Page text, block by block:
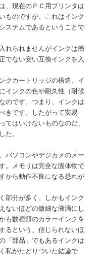
、現在のＰＣ用プリンタは
ものですが、これはインク
ステムであるということで
れられませんがインクは簡
でない安い互換インクを入
クカートリッジの構造、イ
インクの色や耐久性（耐候
のです。つまり、インクは
きです。したがって安易
はいけないものなのだ、
。
パソコンやデジカメのメー
。メモリは完全な固体物で
から動作不良になる恐れが
部分が多く、しかもインク
ないほどの微細な液滴にし
も数種類のカラーインクを
るという、信じられないほ
「部品」でもあるインクは
私がたどりついた結論で